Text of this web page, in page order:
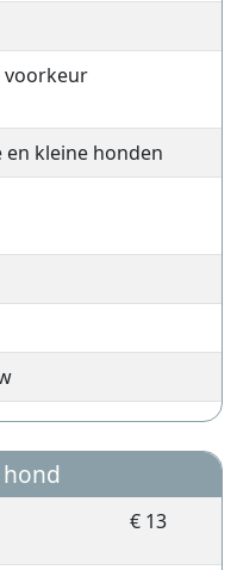
voorkeur
en kleine honden
€ 13